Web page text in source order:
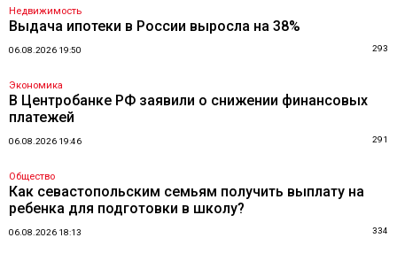
Недвижимость
Выдача ипотеки в России выросла на 38%
06.08.2026 19:50 293
Экономика
В Центробанке РФ заявили о снижении финансовых
платежей
06.08.2026 19:46 291
Общество
Как севастопольским семьям получить выплату на
ребенка для подготовки в школу?
06.08.2026 18:13 334